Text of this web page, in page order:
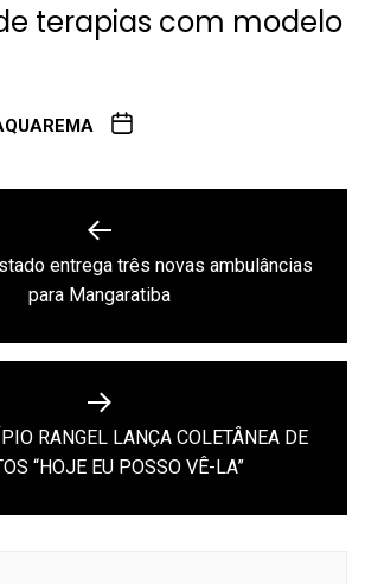
terapias com modelo
Previous
post:
entrega três novas ambulâncias
para Mangaratiba
Next
post:
RANGEL LANÇA COLETÂNEA DE
“HOJE EU POSSO VÊ-LA”